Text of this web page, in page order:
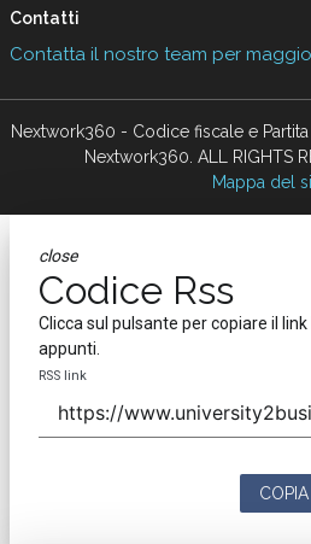
Contatti
Contatta il nostro team per
Nextwork360 - Codice fiscale e
Nextwork360. ALL RIGHTS
Mappa del
close
Codice Rss
Clicca sul pulsante per copiare il link
appunti.
RSS link